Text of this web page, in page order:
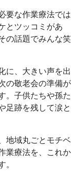
要な作業療法では
とツッコミがあ
の話題でみんな笑
に、大きい声を出
の敬老会の準備が
。子供たちや孫た
足跡を残して涙と
地域丸ごとモチベ
業療法を、これか